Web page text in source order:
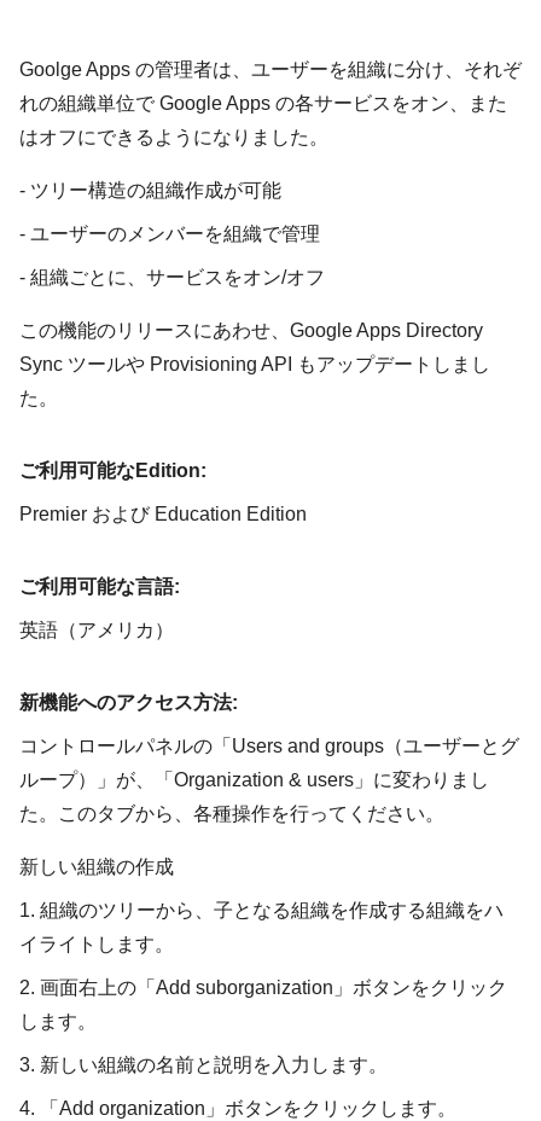
Goolge Apps の管理者は、ユーザーを組織に分け、それぞ
れの組織単位で Google Apps の各サービスをオン、また
はオフにできるようになりました。
- ツリー構造の組織作成が可能
- ユーザーのメンバーを組織で管理
- 組織ごとに、サービスをオン/オフ
この機能のリリースにあわせ、Google Apps Directory
Sync ツールや Provisioning API もアップデートしまし
た。
ご利用可能なEdition:
Premier および Education Edition
ご利用可能な言語:
英語（アメリカ）
新機能へのアクセス方法:
コントロールパネルの「Users and groups（ユーザーとグ
ループ）」が、「Organization & users」に変わりまし
た。このタブから、各種操作を行ってください。
新しい組織の作成
1. 組織のツリーから、子となる組織を作成する組織をハ
イライトします。
2. 画面右上の「Add suborganization」ボタンをクリック
します。
3. 新しい組織の名前と説明を入力します。
4. 「Add organization」ボタンをクリックします。